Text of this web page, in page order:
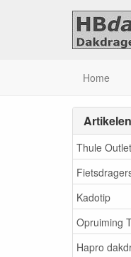
Home
Artikelen
Thule
Kadotip
Opruiming
Hapro